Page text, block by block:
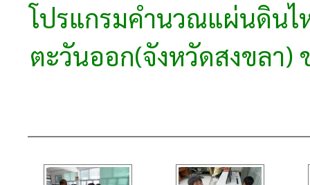
โปรแกรมคำนวณแผ่นดิ
ตะวันออก(จังหวัดสงขลา)